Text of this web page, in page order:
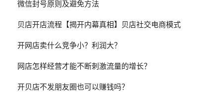
微信封号原则及避免方法
贝店开店流程【揭开内幕真相】贝店社交电商模式
开网店卖什么竞争小？利润大？
网店怎样经营才能不断刺激流量的增长？
开贝店不发朋友圈也可以赚钱吗？